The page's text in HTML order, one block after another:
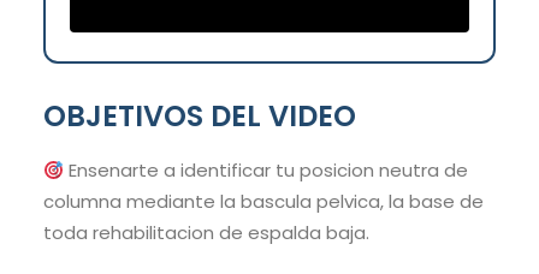
OBJETIVOS DEL VIDEO
Ensenarte a identificar tu posicion neutra de
columna mediante la bascula pelvica, la base de
toda rehabilitacion de espalda baja.